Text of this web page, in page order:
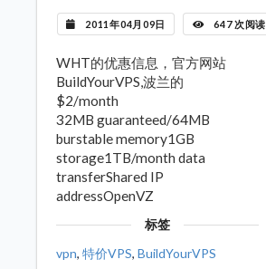
2011年04月09日 647 次阅读
WHT的优惠信息，官方网站
BuildYourVPS,波兰的
$2/month
32MB guaranteed/64MB
burstable memory1GB
storage1TB/month data
transferShared IP
addressOpenVZ
标签
vpn,特价VPS,BuildYourVPS